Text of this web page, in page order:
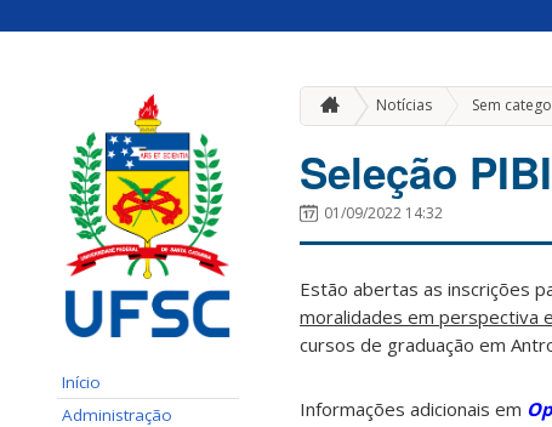
Início
Administração
Notícias Sem
Seleção
01/09/2022 14:32
Estão abertas as inscrições
moralidades em perspectiva
cursos de graduação em
Informações adicionais em